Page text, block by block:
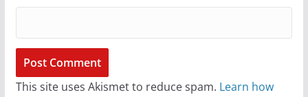
This site uses Akismet to reduce spam. Learn how